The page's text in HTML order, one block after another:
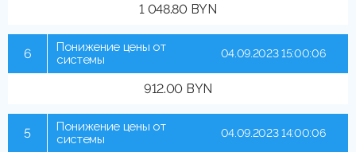
1 048.80 BYN
6
Понижение цены от
системы
912.00 BYN
04.09.2023 15:00:06
5
Понижение цены от
системы
04.09.2023 14:00:06